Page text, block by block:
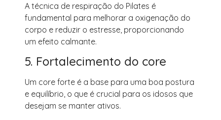
A técnica de respiração do Pilates é
fundamental para melhorar a oxigenação do
corpo e reduzir o estresse, proporcionando
um efeito calmante.
5. Fortalecimento do core
Um core forte é a base para uma boa postura
e equilíbrio, o que é crucial para os idosos que
desejam se manter ativos.